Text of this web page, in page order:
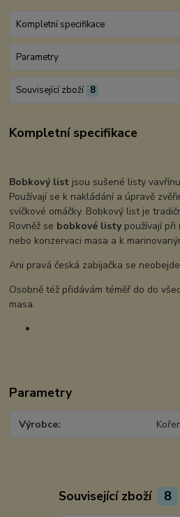
Kompletní specifikace
Parametry
Související zboží 8
Kompletní specifikace
Bobkový list jsou sušené listy
Používají se k nakládání a úpravě
svíčkové omáčky. Bobkový list je
Rovněž se bobkové listypoužívají při
nebo konzervaci masa a k
Ani pravá česká zabijačka se
Osobně též přidávám téměř do do
masa.
Parametry
Výrobce
Související zboží 8